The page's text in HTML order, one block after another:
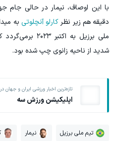
‫با این اوصاف، نیمار در حالی جام
دقیقه هم زیر نظر کارلو آنچلوتی به
ملی برزیل به
شدید از ناحیه زانوی چپ شده بود.
تازه‌ترین اخبار ورزشی ایران و جهان در
اپلیکیشن ورزش سه
تیم ملی برزیل نیمار